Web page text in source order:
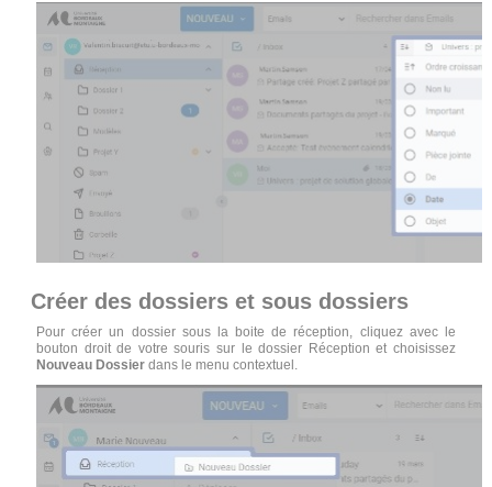
Créer des dossiers et sous dossiers
Pour créer un dossier sous la boite de réception, cliquez avec le
bouton droit de votre souris sur le dossier Réception et choisissez
Nouveau Dossier dans le menu contextuel.